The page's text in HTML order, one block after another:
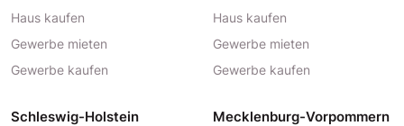
Haus kaufen
Gewerbe mieten
Gewerbe kaufen
Haus kaufen
Gewerbe mieten
Gewerbe kaufen
Schleswig-Holstein Mecklenburg-Vorpommern